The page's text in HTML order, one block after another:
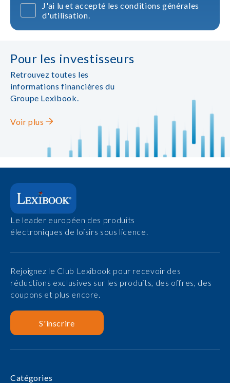
J'ai lu et accepté les conditions générales
d'utilisation.
Pour les investisseurs
Retrouvez toutes les
informations financières du
Groupe Lexibook.
Voir plus
Le leader européen des produits
électroniques de loisirs sous licence.
Rejoignez le Club Lexibook pour recevoir des
réductions exclusives sur les produits, des offres, des
coupons et plus encore.
S'inscrire
Catégories